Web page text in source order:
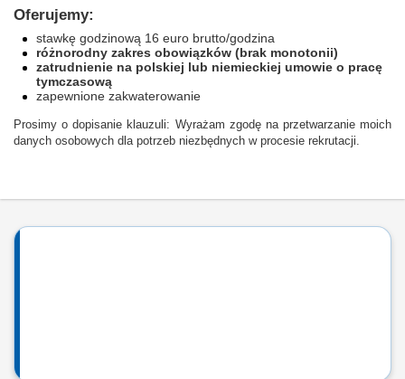
Oferujemy:
stawkę godzinową 16 euro brutto/godzina
różnorodny zakres obowiązków (brak monotonii)
zatrudnienie na polskiej lub niemieckiej umowie o pracę
tymczasową
zapewnione zakwaterowanie
Prosimy o dopisanie klauzuli: Wyrażam zgodę na przetwarzanie moich
danych osobowych dla potrzeb niezbędnych w procesie rekrutacji.